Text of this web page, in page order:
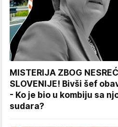
MISTERIJA ZBOG
SLOVENIJE! Bivši šef
- Ko je bio u kombiju sa
sudara?